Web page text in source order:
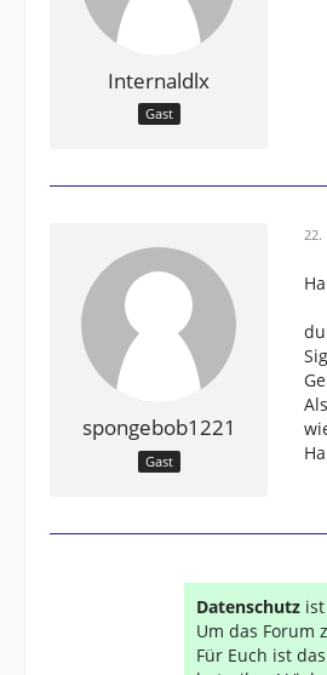
Internaldlx
Gast
spongebob1221
Gast
22.
Datenschutz
Um das Forum
Für Euch ist